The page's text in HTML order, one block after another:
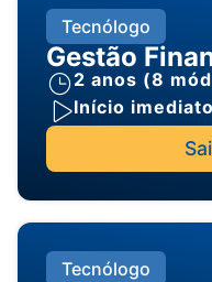
Tecnólogo
Gestão
2 anos (8
Início imediato
Tecnólogo